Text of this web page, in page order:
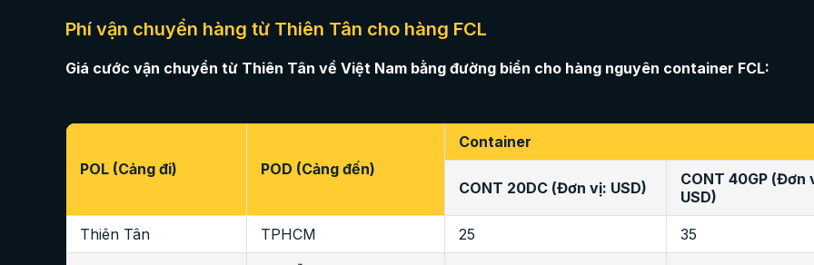
Phí vận chuyển hàng từ Thiên Tân cho hàng FCL
Giá cước vận chuyển từ Thiên Tân về Việt Nam bằng đường biển cho hàng nguyên container FCL:
POL (Cảng đi) POD (Cảng đến)
Container
CONT 20DC (Đơn vị: USD)
CONT 40GP (Đơn
USD)
Thiên Tân TPHCM 25 35